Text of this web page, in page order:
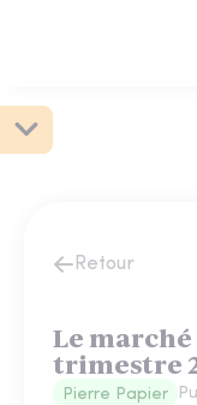
Retour
Le marché
trimestre
Pierre Papier